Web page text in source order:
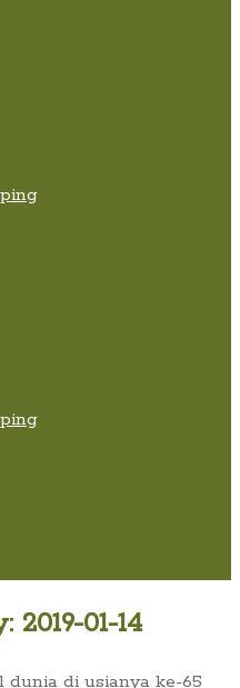
01-14
di usianya ke-65